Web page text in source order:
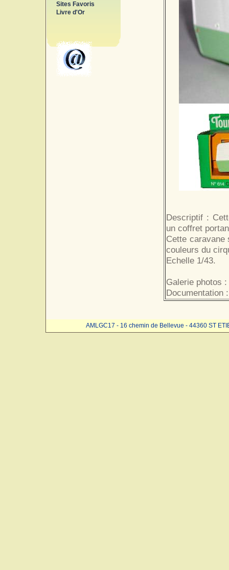
Sites Favoris
Livre d'Or
Descriptif :
un coffret
Cette caravane
couleurs du
Echelle 1/43.
Galerie photos :
Documentation :
AMLGC17 - 16 chemin de Bellevue - 44360 ST